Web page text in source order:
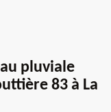
pluviale
83 à La